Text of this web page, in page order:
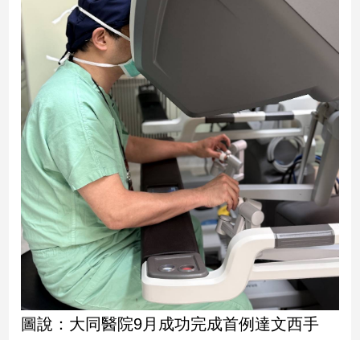
觀
點
兩
岸/
國
際
社
會/
地
方
病
毒
圖說：大同醫院9月成功完成首例達文西手